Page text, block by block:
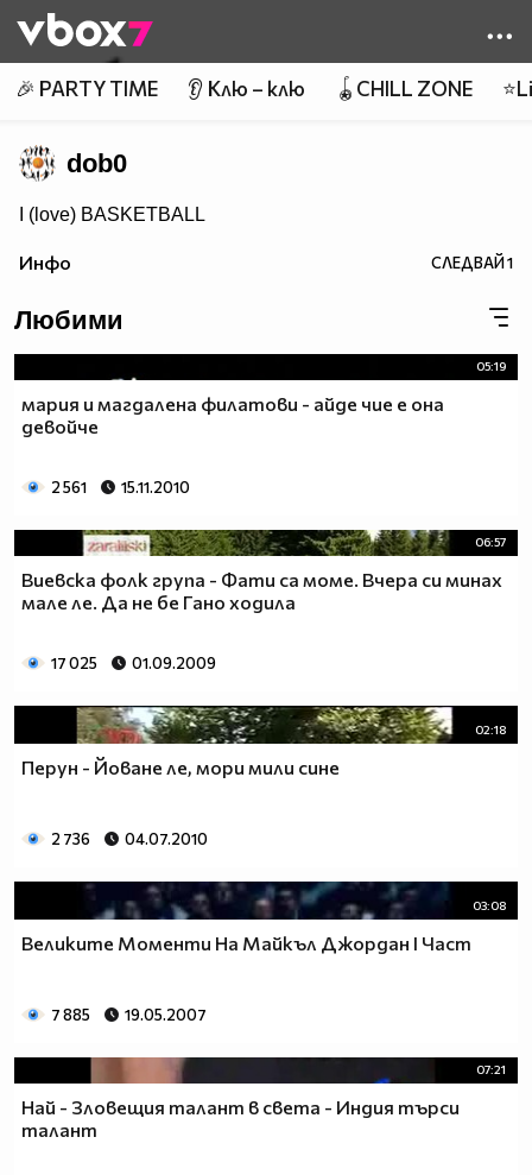
👾
🎉 PARTY TIME 👂 Клю – клю 🪀CHILL ZONE
dob0
I (love) BASKETBALL
Инфо СЛЕДВАЙ1
Любими
05:19
мария и магдалена филатови - айде чие е она
девойче
2 561 15.11.2010
06:57
Виевска фолк група - Фати са моме. Вчера си минах
мале ле. Да не бе Гано ходила
17 025 01.09.2009
02:18
Перун - Йоване ле, мори мили сине
2 736 04.07.2010
03:08
Великите Моменти На Майкъл Джордан І Част
7 885 19.05.2007
07:21
Най - Зловещия талант в света - Индия търси
талант